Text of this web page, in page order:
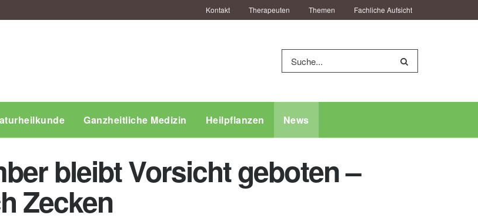
Kontakt Therapeuten Themen Fachliche Aufsicht
Ganzheitliche Medizin Heilpflanzen News
bleibt Vorsicht geboten –
Zecken